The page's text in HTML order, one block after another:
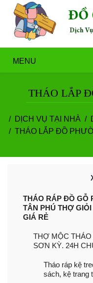
MENU
THÁO LẮP
DỊCH VỤ TẠI NHÀ
THÁO LẮP ĐỒ
THÁO RÁP ĐỒ GỖ
TÂN PHÚ THỢ
GIÁ RẺ
THỢ MỘC
SƠN KỲ. 24H
Tháo ráp kệ
sách, kệ trang